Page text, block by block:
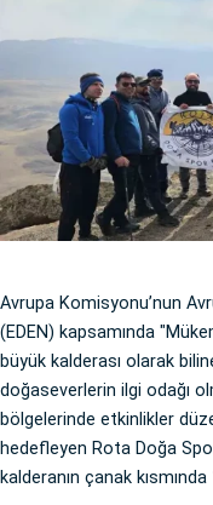
Avrupa Komisyonu’nun
(EDEN) kapsamında
büyük kalderası olarak
doğaseverlerin ilgi odağı
bölgelerinde etkinlikler
hedefleyen Rota Doğa
kalderanın çanak